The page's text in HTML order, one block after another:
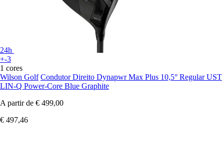
24h
+-3
1 cores
Wilson Golf Condutor Direito Dynapwr Max Plus 10,5° Regular UST
LIN-Q Power-Core Blue Graphite
A partir de € 499,00
€ 497,46